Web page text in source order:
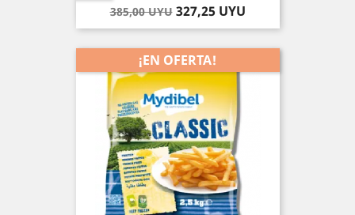
Precio
base
385,00 UYU Precio
327,25 UYU
¡EN OFERTA!